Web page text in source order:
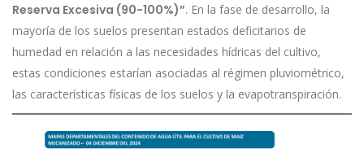
Reserva Excesiva (90-100%)”. En la fase de desarrollo, la
mayoría de los suelos presentan estados deficitarios de
humedad en relación a las necesidades hídricas del cultivo,
estas condiciones estarían asociadas al régimen pluviométrico,
las características físicas de los suelos y la evapotranspiración.